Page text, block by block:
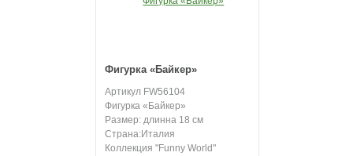
Фигурка «Байкер»
Артикул FW56104
Фигурка «Байкер»
Размер: длинна 18 см
Страна:Италия
Коллекция "Funny World"